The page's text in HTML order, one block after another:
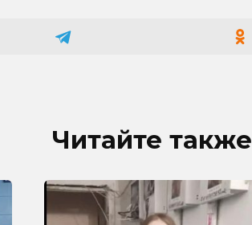
Читайте также